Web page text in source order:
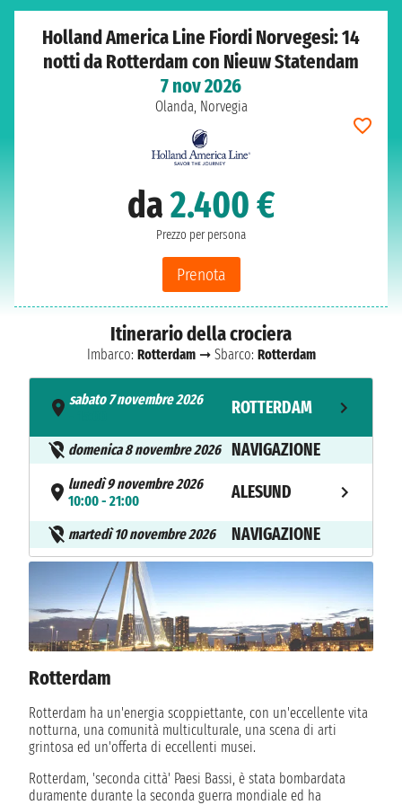
Holland America Line Fiordi Norvegesi: 14
notti da Rotterdam con Nieuw Statendam
7 nov 2026
Olanda, Norvegia
da2.400 €
Prezzo per persona
Prenota
Itinerario della crociera
Imbarco: Rotterdam➞ Sbarco: Rotterdam
sabato 7 novembre 2026
ROTTERDAM
domenica 8 novembre 2026 NAVIGAZIONE
lunedì 9 novembre 2026
10:00 - 21:00
ALESUND
martedì 10 novembre 2026 NAVIGAZIONE
martedì 10 novembre 2026
11:00 - 23:59
TRONDHEIM
mercoledì 11 novembre 2026 NAVIGAZIONE
giovedì 12 novembre 2026
10:00 - n.d.
venerdì 13 novembre 2026
n.d. - 22:00
TROMSO
08:00 - n.d.
ALTA
Rotterdam
Rotterdam ha un'energia scoppiettante, con un'eccellente vita
notturna, una comunità multiculturale, una scena di arti
grintosa ed un'offerta di eccellenti musei.
Rotterdam, 'seconda città' Paesi Bassi, è stata bombardata
duramente durante la seconda guerra mondiale ed ha